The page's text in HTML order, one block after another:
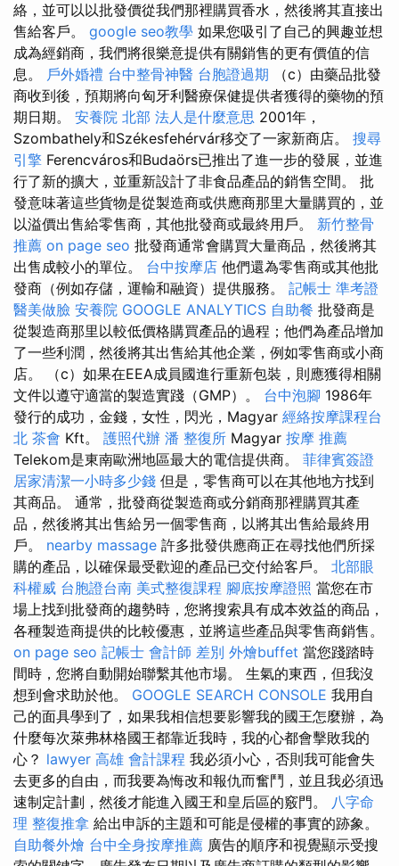
絡，並可以以批發價從我們那裡購買香水，然後將其直接出
售給客戶。 google seo教學 如果您吸引了自己的興趣並想
成為經銷商，我們將很樂意提供有關銷售的更有價值的信
息。 戶外婚禮 台中整骨神醫 台胞證過期 （c）由藥品批發
商收到後，預期將向匈牙利醫療保健提供者獲得的藥物的預
期日期。 安養院 北部 法人是什麼意思 2001年，
Szombathely和Székesfehérvár移交了一家新商店。 搜尋
引擎 Ferencváros和Budaörs已推出了進一步的發展，並進
行了新的擴大，並重新設計了非食品產品的銷售空間。 批
發意味著這些貨物是從製造商或供應商那里大量購買的，並
以溢價出售給零售商，其他批發商或最終用戶。 新竹整骨
推薦 on page seo 批發商通常會購買大量商品，然後將其
出售成較小的單位。 台中按摩店 他們還為零售商或其他批
發商（例如存儲，運輸和融資）提供服務。 記帳士 準考證
醫美做臉 安養院 GOOGLE ANALYTICS 自助餐 批發商是
從製造商那里以較低價格購買產品的過程；他們為產品增加
了一些利潤，然後將其出售給其他企業，例如零售商或小商
店。 （c）如果在EEA成員國進行重新包裝，則應獲得相關
文件以遵守適當的製造實踐（GMP）。 台中泡腳 1986年
發行的成功，金錢，女性，閃光，Magyar 經絡按摩課程台
北 茶會 Kft。 護照代辦 潘 整復所 Magyar 按摩 推薦
Telekom是東南歐洲地區最大的電信提供商。 菲律賓簽證
居家清潔一小時多少錢 但是，零售商可以在其他地方找到
其商品。 通常，批發商從製造商或分銷商那裡購買其產
品，然後將其出售給另一個零售商，以將其出售給最終用
戶。 nearby massage 許多批發供應商正在尋找他們所採
購的產品，以確保最受歡迎的產品已交付給客戶。 北部眼
科權威 台胞證台南 美式整復課程 腳底按摩證照 當您在市
場上找到批發商的趨勢時，您將搜索具有成本效益的商品，
各種製造商提供的比較優惠，並將這些產品與零售商銷售。
on page seo 記帳士 會計師 差別 外燴buffet 當您踐踏時
間時，您將自動開始聯繫其他市場。 生氣的東西，但我沒
想到會求助於他。 GOOGLE SEARCH CONSOLE 我用自
己的面具學到了，如果我相信想要影響我的國王怎麼辦，為
什麼每次萊弗林格國王都靠近我時，我的心都會擊敗我的
心？ lawyer 高雄 會計課程 我必須小心，否則我可能會失
去更多的自由，而我要為悔改和報仇而奮鬥，並且我必須迅
速制定計劃，然後才能進入國王和皇后區的竅門。 八字命
理 整復推拿 給出申訴的主題和可能是侵權的事實的跡象。
自助餐外燴 台中全身按摩推薦 廣告的順序和視覺顯示受搜